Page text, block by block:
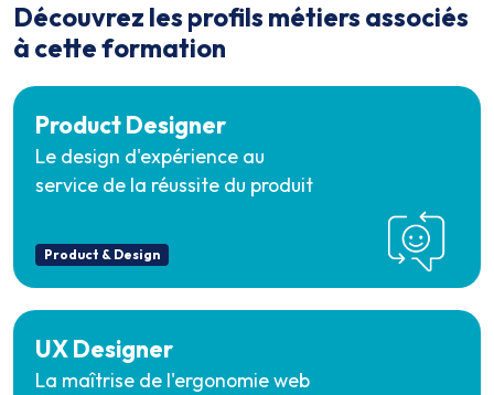
Découvrez les profils métiers associés
à cette formation
Product Designer
Le design d'expérience au
service de la réussite du produit
Product & Design
UX Designer
La maîtrise de l'ergonomie web